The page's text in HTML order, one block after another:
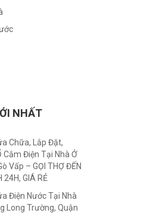
NHẤT
Chữa, Lắp Đặt,
Cắm Điện Tại Nhà Ở
Vấp – GỌI THỢ ĐẾN
24H, GIÁ RẺ
Điện Nước Tại Nhà
Long Trường, Quận